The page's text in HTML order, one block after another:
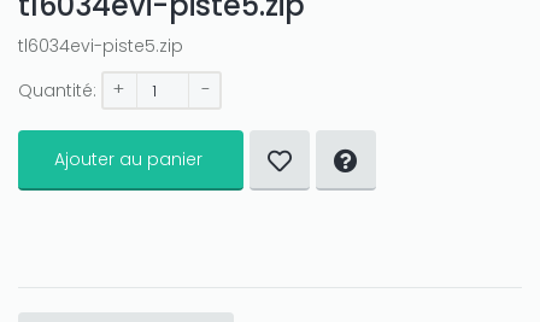
tl6034evi-piste5.zip
Quantité:
+ -
Ajouter au panier